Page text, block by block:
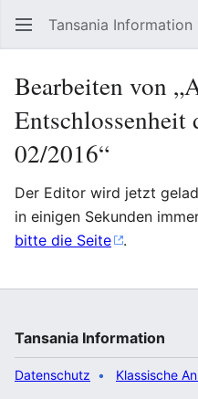
Tansania Information
Bearbeiten von
Entschlossenheit
02/2016“
Der Editor wird jetzt
in einigen Sekunden
bitte die Seite
.
Tansania Information
Datenschutz Klassische